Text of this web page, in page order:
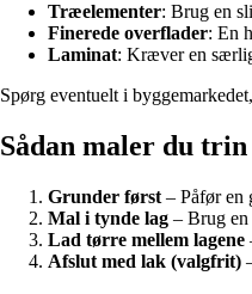
Træelementer: Brug en
Finerede overflader: En
Laminat: Kræver en
Spørg eventuelt i
Sådan maler du
Grunder først – Påfør en
Mal i tynde lag – Brug en
Lad tørre mellem lagene
Afslut med lak (valgfrit)